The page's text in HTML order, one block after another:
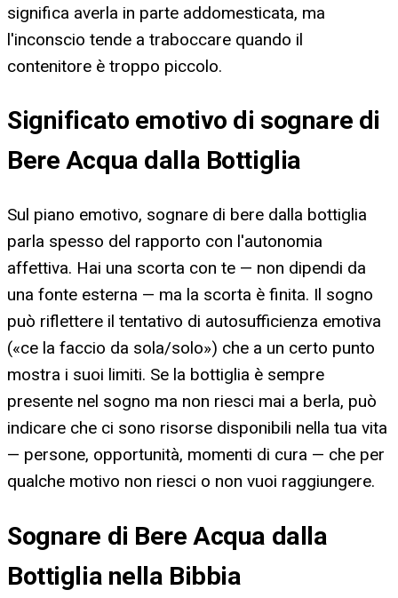
significa averla in parte addomesticata, ma
l'inconscio tende a traboccare quando il
contenitore è troppo piccolo.
Significato emotivo di sognare di
Bere Acqua dalla Bottiglia
Sul piano emotivo, sognare di bere dalla bottiglia
parla spesso del rapporto con l'autonomia
affettiva. Hai una scorta con te — non dipendi da
una fonte esterna — ma la scorta è finita. Il sogno
può riflettere il tentativo di autosufficienza emotiva
(«ce la faccio da sola/solo») che a un certo punto
mostra i suoi limiti. Se la bottiglia è sempre
presente nel sogno ma non riesci mai a berla, può
indicare che ci sono risorse disponibili nella tua vita
— persone, opportunità, momenti di cura — che per
qualche motivo non riesci o non vuoi raggiungere.
Sognare di Bere Acqua dalla
Bottiglia nella Bibbia